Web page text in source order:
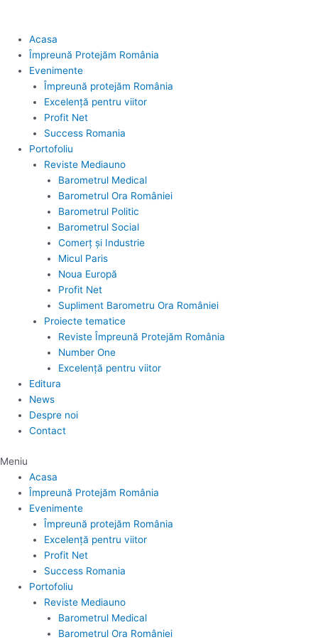
Acasa
Împreună Protejăm România
Evenimente
Împreună protejăm România
Excelență pentru viitor
Profit Net
Success Romania
Portofoliu
Reviste Mediauno
Barometrul Medical
Barometrul Ora României
Barometrul Politic
Barometrul Social
Comerț și Industrie
Micul Paris
Noua Europă
Profit Net
Supliment Barometru Ora României
Proiecte tematice
Reviste Împreună Protejăm România
Number One
Excelență pentru viitor
Editura
News
Despre noi
Contact
Meniu
Acasa
Împreună Protejăm România
Evenimente
Împreună protejăm România
Excelență pentru viitor
Profit Net
Success Romania
Portofoliu
Reviste Mediauno
Barometrul Medical
Barometrul Ora României